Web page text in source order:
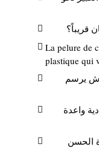
قريباً؟
La pelure de
plastique qui
يرسم
واعدة
الحسن